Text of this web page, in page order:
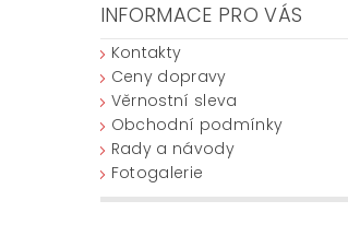
INFORMACE PRO VÁS
Kontakty
Ceny dopravy
Věrnostní sleva
Obchodní podmínky
Rady a návody
Fotogalerie